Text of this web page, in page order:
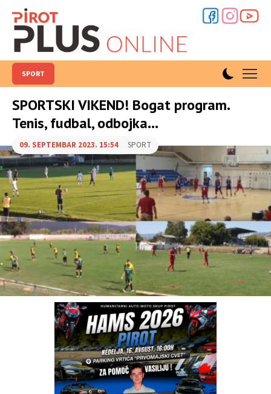
SPORT
SPORTSKI VIKEND! Bogat program.
Tenis, fudbal, odbojka...
09. SEPTEMBAR 2023. 15:54 SPORT